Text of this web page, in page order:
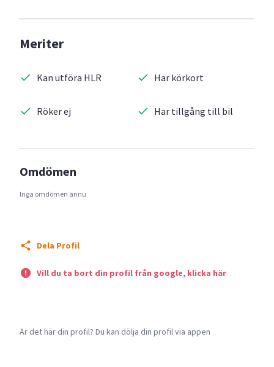
Meriter
Kan utföra HLR
Röker ej
Har körkort
Har tillgång till bil
Omdömen
Inga omdömen ännu
Dela Profil
Vill du ta bort din profil från google, klicka här
Är det här din profil? Du kan dölja din profil via appen